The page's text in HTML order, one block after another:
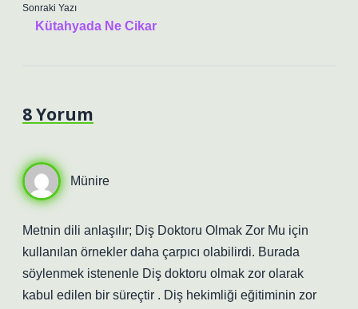
Sonraki Yazı
Kütahyada Ne Cikar
8 Yorum
Münire
Metnin dili anlaşılır; Diş Doktoru Olmak Zor Mu için
kullanılan örnekler daha çarpıcı olabilirdi. Burada
söylenmek istenenle Diş doktoru olmak zor olarak
kabul edilen bir süreçtir . Diş hekimliği eğitiminin zor